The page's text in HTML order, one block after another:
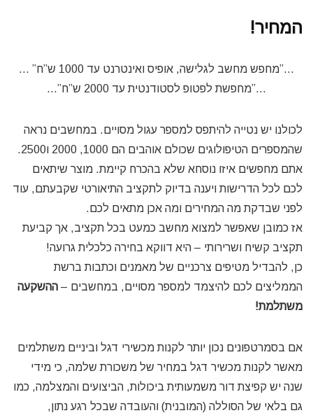
המחיר!
…”מחפש מחשב לגלישה, אופיס ואינטרנט עד 1000 ש”ח” …
…”מחפשת לפטופ לסטודנטית עד 2000 ש”ח”…
לכולנו יש נטייה להיתפס למספר עגול מסויים. במחשבים נראה
שהמספרים הטיפולוגים שכולם אוהבים הם 1000, 2000 ו2500.
אתם מחפשים איזו נוסחא שלא בהכרח קיימת. מוצר שיתאים
לכם לכל הדרישות ויענה בדיוק לתקציב התיאורטי שקבעתם, עוד
לפני שבדקת מה המחירים ומה אכן מתאים לכם.
אז כמובן שאפשר למצוא מחשב כמעט בכל תקציב, אך קביעת
תקציב קשיח ושרירותי – היא דווקא בחירה כלכלית גרועה!
כן, להבדיל מטיפים צרכניים של מאמנים וכתבות ברשת
הממליצים לכם להיצמד למספר מסויים, במחשבים – ההשקעה
משתלמת!
אם בסמרטפונים נכון יותר לקנות מכשירי דגל וביניים משתלמים
מאשר לקנות מכשיר דגל במחיר של משכורת שלמה, כי מידי
שנה יש קפיצת דור משמעותית ביכולות, הביצועים והמצלמה, כמו
גם בלאי של הסוללה (המובנית) והעובדה שבכל רגע נתון,